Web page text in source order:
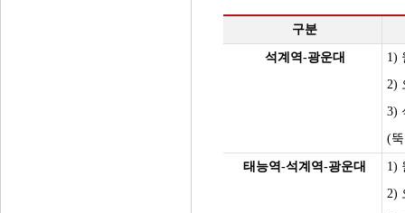
구분
석계역-광운대
1)
2)
3)
(
태능역-석계역-광운대
1)
2)